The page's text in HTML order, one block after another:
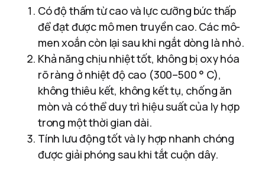
Có độ thấm từ cao và lực cưỡng bức thấp
để đạt được mô men truyền cao. Các mô-
men xoắn còn lại sau khi ngắt dòng là nhỏ.
Khả năng chịu nhiệt tốt, không bị oxy hóa
rõ ràng ở nhiệt độ cao (300–500 ° C),
không thiêu kết, không kết tụ, chống ăn
mòn và có thể duy trì hiệu suất của ly hợp
trong một thời gian dài.
Tính lưu động tốt và ly hợp nhanh chóng
được giải phóng sau khi tắt cuộn dây.